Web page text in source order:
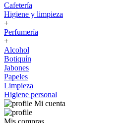
Cafetería
Higiene y limpieza
+
Perfumería
+
Alcohol
Botiquín
Jabones
Papeles
Limpieza
Higiene personal
Mi cuenta
Mis compras